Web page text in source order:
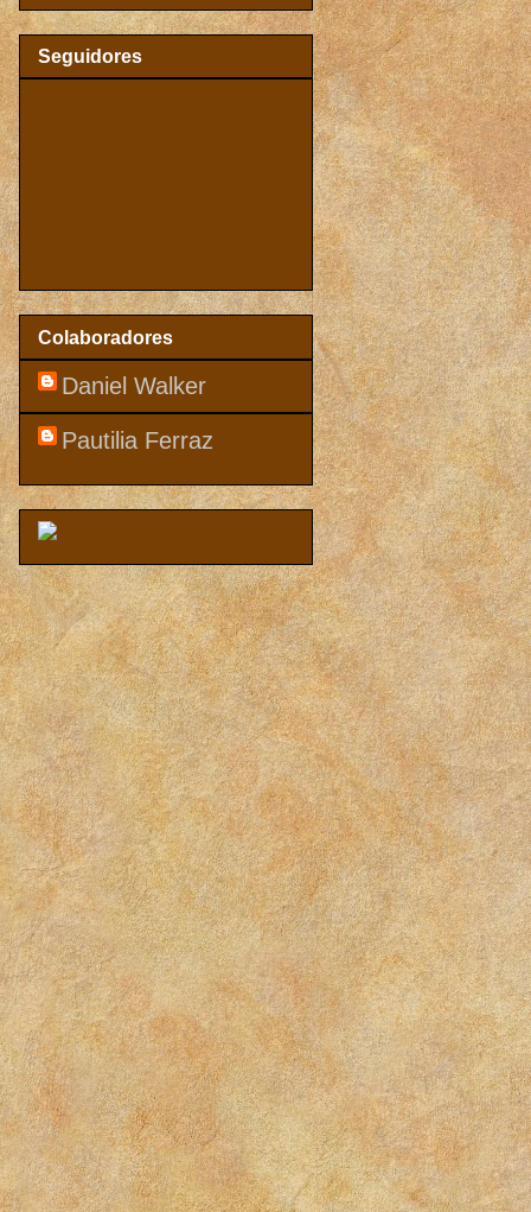
Seguidores
Colaboradores
Daniel Walker
Pautilia Ferraz